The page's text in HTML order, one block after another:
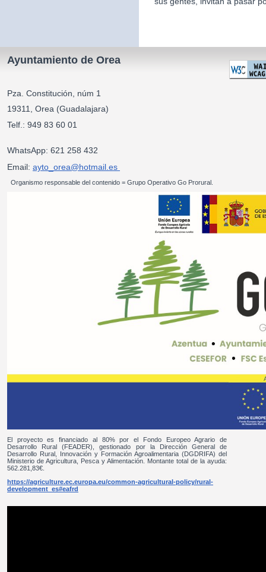
Ayuntamiento de Orea
Pza. Constitución, núm 1
19311, Orea (Guadalajara)
Telf.: 949 83 60 01
WhatsApp: 621 258 432
Email: ayto_orea@hotmail.es
Organismo responsable del contenido = Grupo Operativo Go Prorural.
El proyecto es financiado al 80% por el Fondo Europeo Agrario de
Desarrollo Rural (FEADER), gestionado por la Dirección General de
Desarrollo Rural, Innovación y Formación Agroalimentaria (DGDRIFA) del
Ministerio de Agricultura, Pesca y Alimentación. Montante total de la ayuda:
562.281,83€.
https://agriculture.ec.europa.eu/common-agricultural-policy/rural-
development_es#eafrd